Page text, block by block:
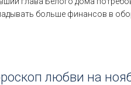
больше финансов в
любви на